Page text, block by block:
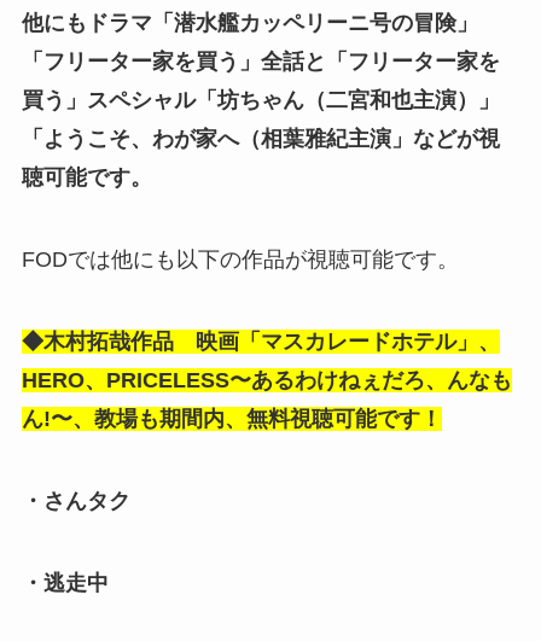
他にもドラマ「潜水艦カッペリーニ号の冒険」
「フリーター家を買う」全話と「フリーター家を
買う」スペシャル「坊ちゃん（二宮和也主演）」
「ようこそ、わが家へ（相葉雅紀主演」などが視
聴可能です。
FODでは他にも以下の作品が視聴可能です。
◆木村拓哉作品 映画「マスカレードホテル」、
HERO、PRICELESS〜あるわけねぇだろ、んなも
ん!〜、教場も期間内、無料視聴可能です！
・さんタク
・逃走中